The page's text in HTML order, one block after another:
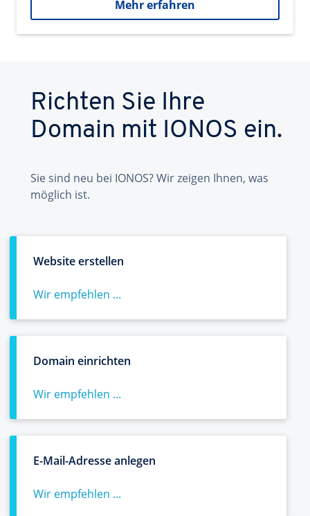
Mehr erfahren
Richten Sie Ihre
Domain mit IONOS ein.
Sie sind neu bei IONOS? Wir zeigen Ihnen, was
möglich ist.
Website erstellen
Wir empfehlen ...
Domain einrichten
Wir empfehlen ...
E-Mail-Adresse anlegen
Wir empfehlen ...